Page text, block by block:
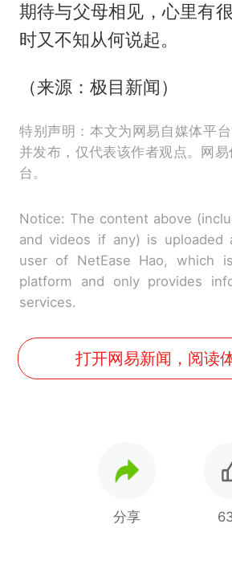
期待与父母相见，心里有
时又不知从何说起。
（来源：极目新闻）
特别声明：本文为网易自媒体平
并发布，仅代表该作者观点。网
台。
Notice: The content above
and videos if any) is uploaded
user of NetEase Hao, which
platform and only provides
services.
打开网易新闻，阅读
分享